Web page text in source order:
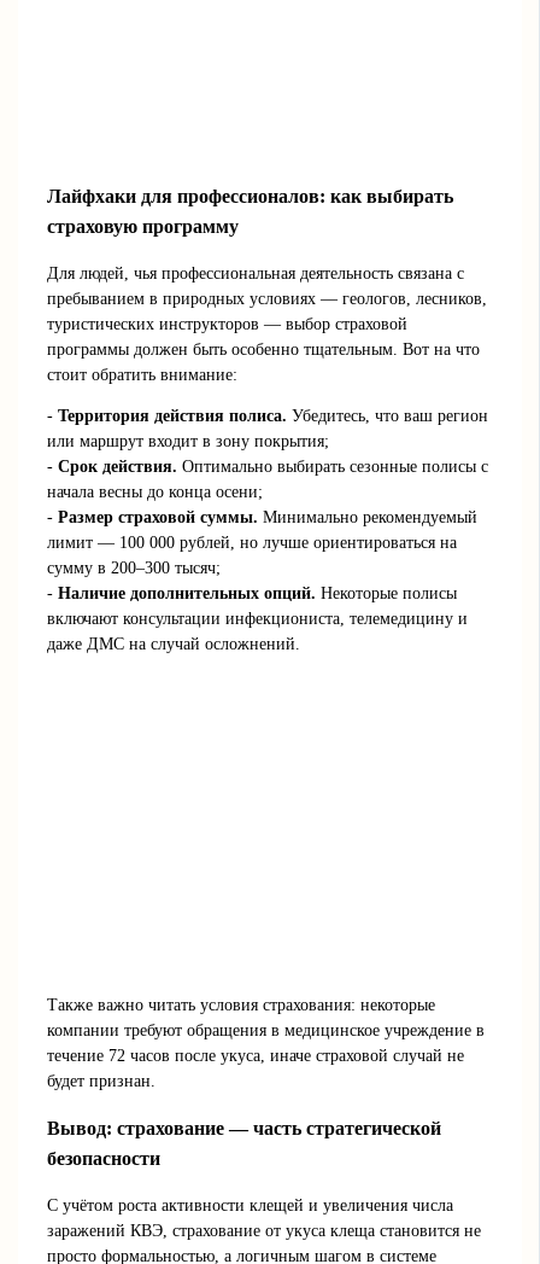
Лайфхаки для профессионалов: как выбирать
страховую программу
Для людей, чья профессиональная деятельность связана с
пребыванием в природных условиях — геологов, лесников,
туристических инструкторов — выбор страховой
программы должен быть особенно тщательным. Вот на что
стоит обратить внимание:
-Территория действия полиса. Убедитесь, что ваш регион
или маршрут входит в зону покрытия;
-Срок действия. Оптимально выбирать сезонные полисы с
начала весны до конца осени;
-Размер страховой суммы. Минимально рекомендуемый
лимит — 100 000 рублей, но лучше ориентироваться на
сумму в 200–300 тысяч;
-Наличие дополнительных опций. Некоторые полисы
включают консультации инфекциониста, телемедицину и
даже ДМС на случай осложнений.
Также важно читать условия страхования: некоторые
компании требуют обращения в медицинское учреждение в
течение 72 часов после укуса, иначе страховой случай не
будет признан.
Вывод: страхование — часть стратегической
безопасности
С учётом роста активности клещей и увеличения числа
заражений КВЭ, страхование от укуса клеща становится не
просто формальностью, а логичным шагом в системе